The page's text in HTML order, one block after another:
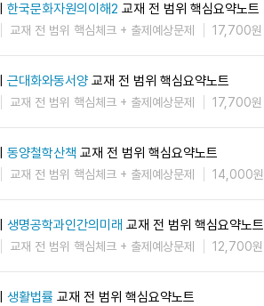
한국문화자원의이해2 교재 전 범위 핵심요약노트
교재 전 범위 핵심체크 + 출제예상문제 17,700원
근대화와동서양 교재 전 범위 핵심요약노트
교재 전 범위 핵심체크 + 출제예상문제 17,700원
동양철학산책 교재 전 범위 핵심요약노트
교재 전 범위 핵심체크 + 출제예상문제 14,000원
생명공학과인간의미래 교재 전 범위 핵심요약노트
교재 전 범위 핵심체크 + 출제예상문제 12,700원
생활법률 교재 전 범위 핵심요약노트